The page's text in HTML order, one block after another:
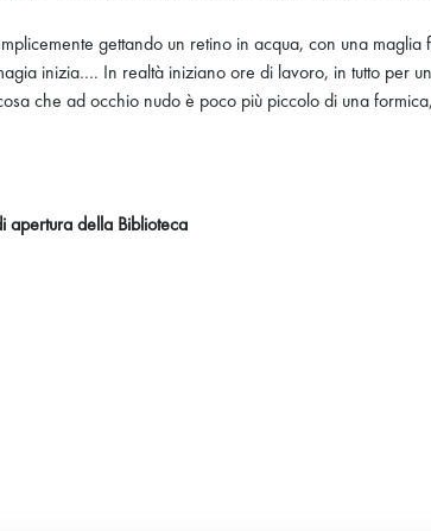
gettando un retino in acqua, con una maglia
inizia…. In realtà iniziano ore di lavoro, in tutto per
che ad occhio nudo è poco più piccolo di una
apertura della Biblioteca